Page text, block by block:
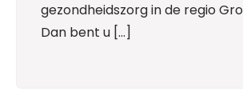
gezondheidszorg in de regio
Dan bent u […]